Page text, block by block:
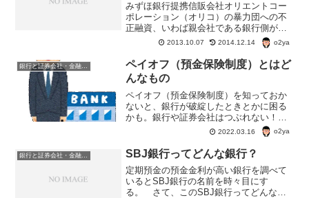
みずほ銀行提携信販会社オリエントコー
ポレーション（オリコ）の暴力団への不
正融資、いわば親会社である銀行側が暴
力団への融資とわかっていながら、放
置。 金融庁検査で指摘されるまで、ば
っくれていた。問題を当時の副頭取も知
っていた で、この不正融資...
2013.10.07 2014.12.14 o2ya
銀行と証券会社・金融商品
ペイオフ（預金保険制度）とはど
んなもの
ペイオフ（預金保険制度）を知っておか
ないと、銀行が破綻したときとかに困る
かも。銀行や証券会社はつぶれない！な
んてのは過去の話。ペイオフ（預金保険
制度）を知っていれば、銀行が破綻した
ときにも慌てないで済む。
2022.03.16 o2ya
SBJ銀行ってどんな銀行？
定期預金の預金金利が高い銀行を調べて
いるとSBJ銀行の名前を時々目にす
る。 さて、このSBJ銀行ってどんな銀